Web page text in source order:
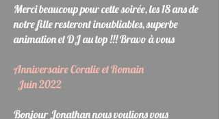
Merci beaucoup pour cette soirée, les 18 ans de
notre fille resteront inoubliables, superbe
animation et DJ au top !!! Bravo à vous
​Anniversaire Coralie et Romain
Juin 2022
Bonjour Jonathan nous voulions vous